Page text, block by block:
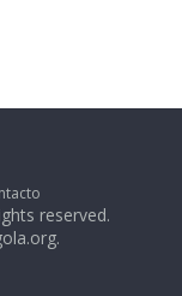
reserved.
.